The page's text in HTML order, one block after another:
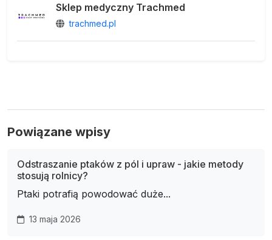
Sklep medyczny Trachmed
trachmed.pl
Powiązane wpisy
Odstraszanie ptaków z pól i upraw - jakie metody
stosują rolnicy?
Ptaki potrafią powodować duże...
13 maja 2026